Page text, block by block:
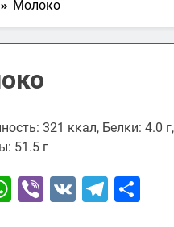
Молоко
321 ккал, Белки: 4.0
51.5 г
WhatsApp
Viber
VK